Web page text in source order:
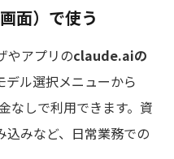
面）で使う
やアプリのclaude.aiの
デル選択メニューから
なしで利用できます。資
込みなど、日常業務での